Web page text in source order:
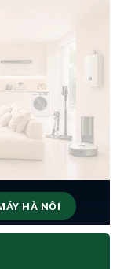
HÀ NỘI